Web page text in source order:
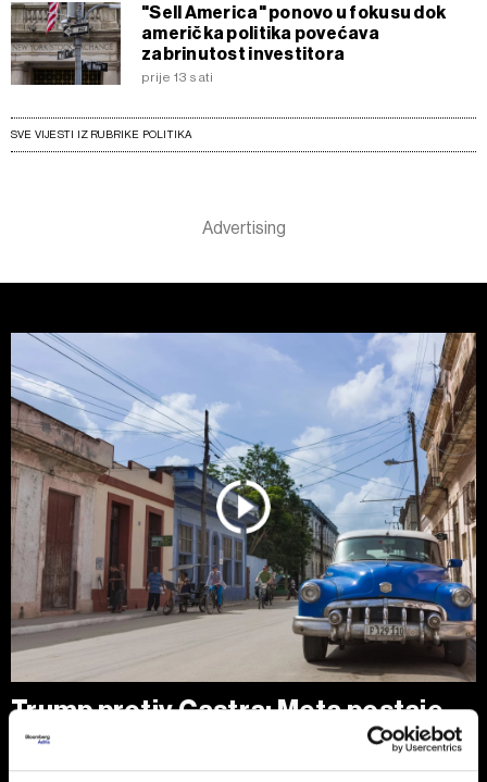
"Sell America" ponovo u fokusu dok
američka politika povećava
zabrinutost investitora
prije 13 sati
SVE VIJESTI IZ RUBRIKE POLITIKA
Trump protiv Castra: Meta postaje
milijardersko turističko carstvo
porodice Castro